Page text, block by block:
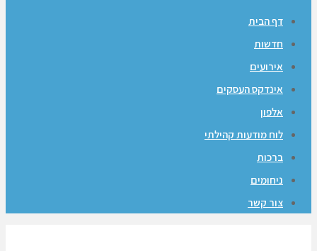
דף הבית
חדשות
אירועים
אינדקס העסקים
אלפון
לוח מודעות קהילתי
ברכות
ניחומים
צור קשר